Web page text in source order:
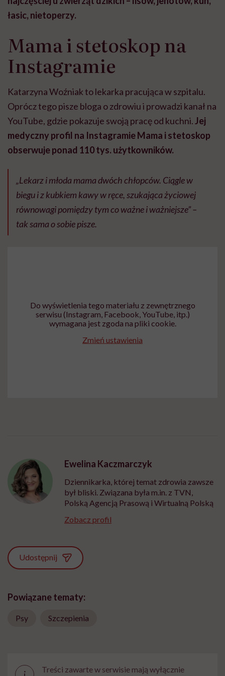
łasic, nietoperzy.
Mama i stetoskop na
Instagramie
Katarzyna Woźniak to lekarka pracująca w szpitalu.
Oprócz tego pisze bloga o zdrowiu i prowadzi kanał na
YouTube, gdzie pokazuje swoją pracę od kuchni.Jej
medyczny profil na Instagramie Mama i stetoskop
obserwuje ponad 110 tys. użytkowników.
„Lekarz i młoda mama dwóch chłopców. Ciągle w
biegu i z kubkiem kawy w ręce, szukająca życiowej
równowagi pomiędzy tym co ważne i ważniejsze” –
tak sama o sobie pisze.
Do wyświetlenia tego materiału z zewnętrznego
serwisu (Instagram, Facebook, YouTube, itp.)
wymagana jest zgoda na pliki cookie.
Zmień ustawienia
Ewelina Kaczmarczyk
Dziennikarka, której temat zdrowia zawsze
był bliski. Związana była m.in. z TVN,
Polską Agencją Prasową i Wirtualną Polską
Zobacz profil
Udostępnij
Powiązane tematy:
Psy Szczepienia
Treści zawarte w serwisie mają wyłącznie